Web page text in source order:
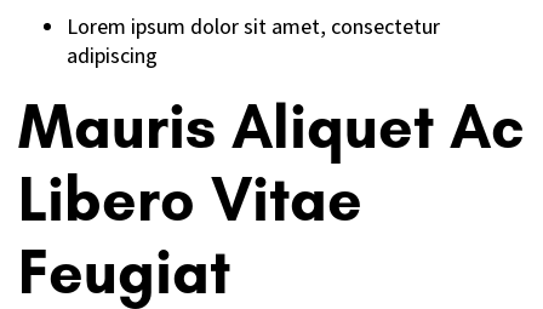
Lorem ipsum dolor sit amet, consectetur
adipiscing
Mauris Aliquet Ac
Libero Vitae
Feugiat